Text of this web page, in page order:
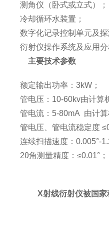
测角仪（卧式或立式）；
冷却循环水装置；
数字化记录控制单元及探
衍射仪操作系统及应用分
主要技术参数
额定输出功率：3kW；
管电压：10-60kv由计算
管电流：5-80mA 由计算
管电压、管电流稳定度
连续扫描速度：0.005°-
2θ角测量精度：≤0.01°；
X射线衍射仪被国